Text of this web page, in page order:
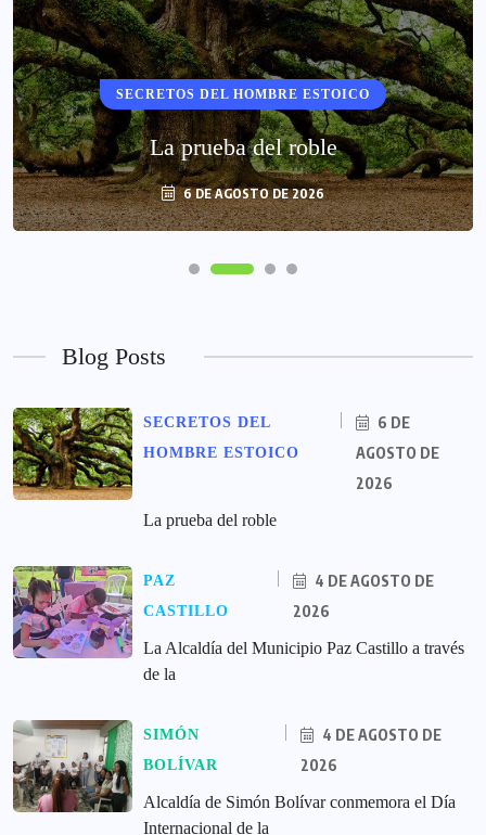
SECRETOS DEL HOMBRE ESTOICO
La prueba del roble
6 DE AGOSTO DE 2026
Blog Posts
SECRETOS DEL
HOMBRE ESTOICO
6 DE
AGOSTO DE
2026
La prueba del roble
PAZ
CASTILLO
4 DE AGOSTO DE
2026
La Alcaldía del Municipio Paz Castillo a través
de la
SIMÓN
BOLÍVAR
4 DE AGOSTO DE
2026
Alcaldía de Simón Bolívar conmemora el Día
Internacional de la